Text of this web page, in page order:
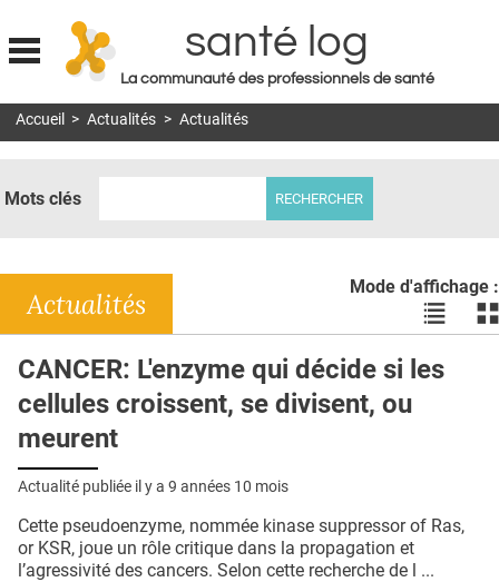
Jump to navigation
santé log
La communauté des professionnels de santé
MON COMPTE
DOSSIERS
RÉSEAUX
E-REVUE SAD
L'APP
PUBLICITÉ
Accueil > Actualités > Actualités
Mots clés
Mode d'affichage :
Voir
les
en
les
Actualités
CANCER: L'enzyme qui décide si les
cellules croissent, se divisent, ou
meurent
Actualité publiée il y a 9 années 10 mois
Cette pseudoenzyme, nommée kinase suppressor of Ras,
or KSR, joue un rôle critique dans la propagation et
l’agressivité des cancers. Selon cette recherche de l ...